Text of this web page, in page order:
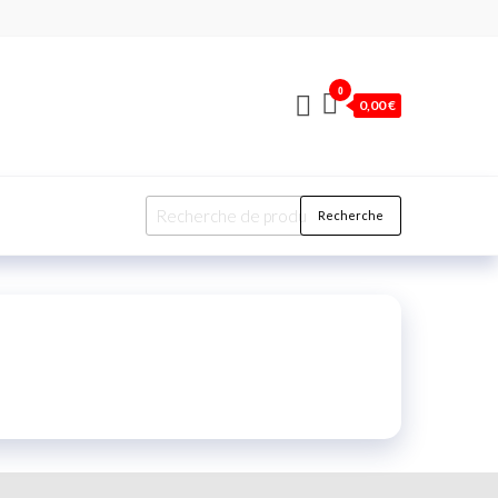
0
0,00 €
Recherche